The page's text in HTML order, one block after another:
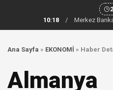
10:18
/ Merkez
Ana Sayfa » EKONOMİ » Haber
Almanya